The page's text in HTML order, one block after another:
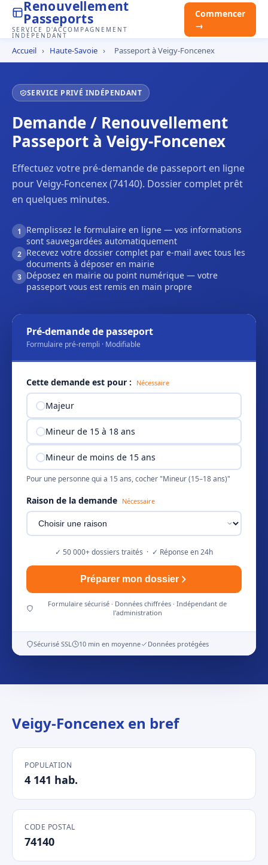
Renouvellement
Passeports
SERVICE D'ACCOMPAGNEMENT
INDÉPENDANT
Commencer
→
Accueil › Haute-Savoie › Passeport à Veigy-Foncenex
SERVICE PRIVÉ INDÉPENDANT
Demande / Renouvellement
Passeport à Veigy-Foncenex
Effectuez votre pré-demande de passeport en ligne
pour Veigy-Foncenex (74140). Dossier complet prêt
en quelques minutes.
1
Remplissez le formulaire en ligne — vos informations
sont sauvegardées automatiquement
2 Recevez votre dossier complet par e-mail avec tous les
documents à déposer en mairie
3 Déposez en mairie ou point numérique — votre
passeport vous est remis en main propre
Pré-demande de passeport
Formulaire pré-rempli · Modifiable
Cette demande est pour : Nécessaire
Majeur
Mineur de 15 à 18 ans
Mineur de moins de 15 ans
Pour une personne qui a 15 ans, cocher "Mineur (15–18 ans)"
Raison de la demande Nécessaire
✓ 50 000+ dossiers traités · ✓ Réponse en 24h
Préparer mon dossier
Formulaire sécurisé · Données chiffrées · Indépendant de
l'administration
Sécurisé SSL 10 min en moyenne Données protégées
Veigy-Foncenex en bref
POPULATION
4 141 hab.
CODE POSTAL
74140